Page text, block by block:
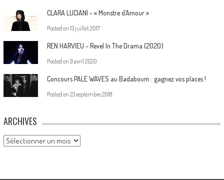
CLARA LUCIANI – « Monstre d’Amour »
Posted on 13 juillet 2017
REN HARVIEU – Revel In The Drama (2020)
Posted on 9 avril 2020
Concours PALE WAVES au Badaboum : gagnez vos places !
Posted on 23 septembre 2018
ARCHIVES
Archives